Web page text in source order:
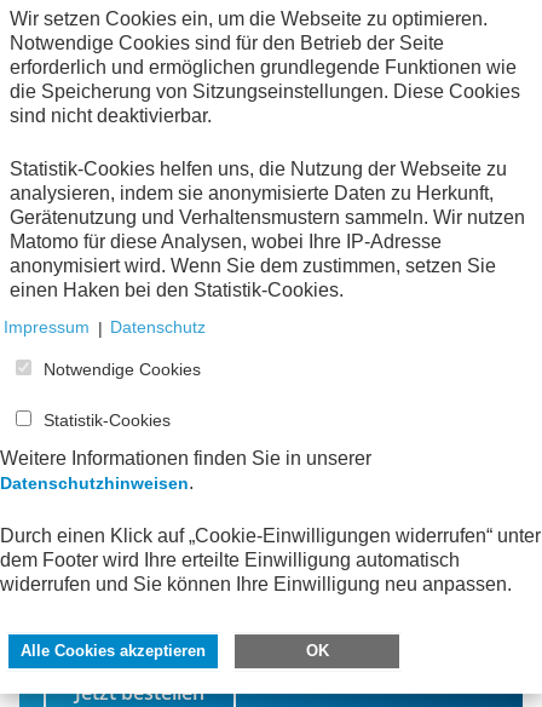
Ihre Bestellung
Es befinden sich keine Artikel in Ihrem Warenkorb.
Alle Publikationen
Bleiben Sie informiert!
Mit dem AWV-Newsletter erfahren Sie von neuen
und spannenden Neuigkeiten aus der AWV-
Facharbeit.
Jetzt bestellen
Wir setzen Cookies ein, um die Webseite zu optimieren.
Notwendige Cookies sind für den Betrieb der Seite
erforderlich und ermöglichen grundlegende Funktionen wie
die Speicherung von Sitzungseinstellungen. Diese Cookies
sind nicht deaktivierbar.
Statistik-Cookies helfen uns, die Nutzung der Webseite zu
analysieren, indem sie anonymisierte Daten zu Herkunft,
Gerätenutzung und Verhaltensmustern sammeln. Wir nutzen
Matomo für diese Analysen, wobei Ihre IP-Adresse
anonymisiert wird. Wenn Sie dem zustimmen, setzen Sie
einen Haken bei den Statistik-Cookies.
Impressum | Datenschutz
Notwendige Cookies
Statistik-Cookies
Weitere Informationen finden Sie in unserer
Datenschutzhinweisen.
Durch einen Klick auf „Cookie-Einwilligungen widerrufen“ unter
dem Footer wird Ihre erteilte Einwilligung automatisch
widerrufen und Sie können Ihre Einwilligung neu anpassen.
Alle Cookies akzeptieren OK